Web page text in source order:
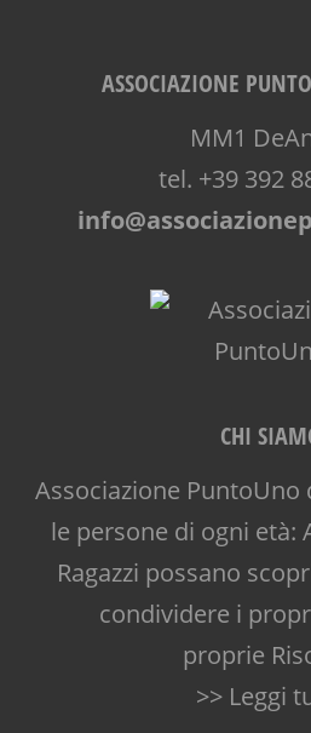
ASSOCIAZIONE
MM1
tel. +39 392
CHI
Associazione
le persone di ogni età:
Ragazzi possano
condividere i
proprie
>> Leggi